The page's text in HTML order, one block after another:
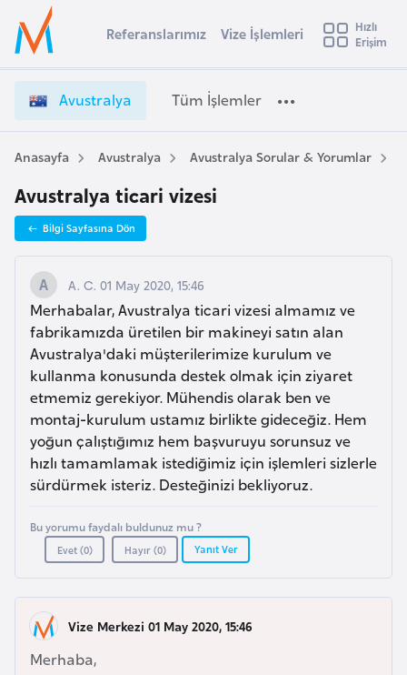
Ülke Seçimi
Başvuru yapmak istediğiniz ülkeyi seçin
Üye
Girişi
v
s
t
l
y
a
V
i
z
e
İ
ş
e
m
l
e
r
i
e
Referanslarımız Vize İşlemleri
Hızlı
Erişim
Avustralya Tüm İşlemler
Anasayfa Avustralya Avustralya Sorular & Yorumlar
Avustralya ticari vizesi
Bilgi Sayfasına Dön
A. C. 01 May 2020, 15:46
Merhabalar, Avustralya ticari vizesi almamız ve
fabrikamızda üretilen bir makineyi satın alan
Avustralya'daki müşterilerimize kurulum ve
kullanma konusunda destek olmak için ziyaret
etmemiz gerekiyor. Mühendis olarak ben ve
montaj-kurulum ustamız birlikte gideceğiz. Hem
yoğun çalıştığımız hem başvuruyu sorunsuz ve
hızlı tamamlamak istediğimiz için işlemleri sizlerle
sürdürmek isteriz. Desteğinizi bekliyoruz.
Bu yorumu faydalı buldunuz mu ?
Evet (0) Hayır (0) Yanıt Ver
Vize Merkezi 01 May 2020, 15:46
Merhaba,
s
t
r
a
A
u
s
t
u
r
y
a
A
z
y
c
a